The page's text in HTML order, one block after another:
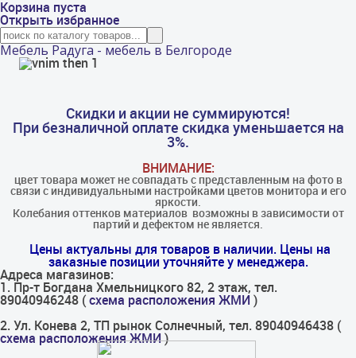
Корзина пуста
Открыть избранное
Мебель Радуга - мебель в Белгороде
Скидки и акции не суммируются!
При безналичной оплате скидка уменьшается на
3%.
ВНИМАНИЕ:
цвет товара может не совпадать с представленным на фото в
связи с индивидуальными настройками цветов монитора и его
яркости.
Колебания оттенков материалов​ ​ возможны в зависимости от
партий и дефектом не является.
Цены актуальны для товаров в наличии. Цены на
заказные позиции уточняйте у менеджера.
Адреса магазинов:
1. Пр-т Богдана Хмельницкого 82, 2 этаж, тел.
89040946248 ( схема расположения ЖМИ )
2. Ул. Конева 2, ТП рынок Солнечный, тел. 89040946438 (
схема расположения ЖМИ)